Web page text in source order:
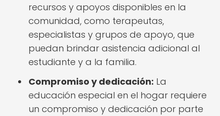
recursos y apoyos disponibles en la
comunidad, como terapeutas,
especialistas y grupos de apoyo, que
puedan brindar asistencia adicional al
estudiante y a la familia.
Compromiso y dedicación: La
educación especial en el hogar requiere
un compromiso y dedicación por parte